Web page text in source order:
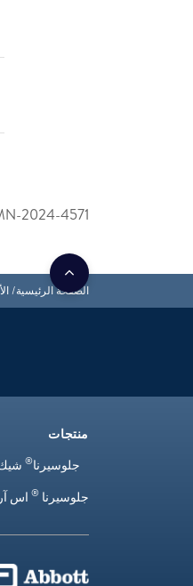
2024-4571
الصفحة الرئيسية
منتجات
جلوسيرنا®
جلوسيرنا ® اس آر